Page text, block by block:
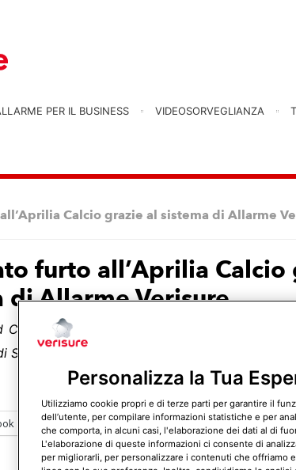
PER IL BUSINESS VIDEOSORVEGLIANZA
Calcio grazie al sistema di Allarme
furto all’Aprilia Calcio
di Allarme Verisure
Calcio Città di Aprilia è stato sventato un
Sicurezza Verisure.
E-mail LinkedIn WhatsApp
Personalizza la Tua
Utilizziamo cookie propri e di terze parti per garantire il
dell’utente, per compilare informazioni statistiche e per
che comporta, in alcuni casi, l'elaborazione dei dati al di
L'elaborazione di queste informazioni ci consente di
per migliorarli, per personalizzare i contenuti che offriamo